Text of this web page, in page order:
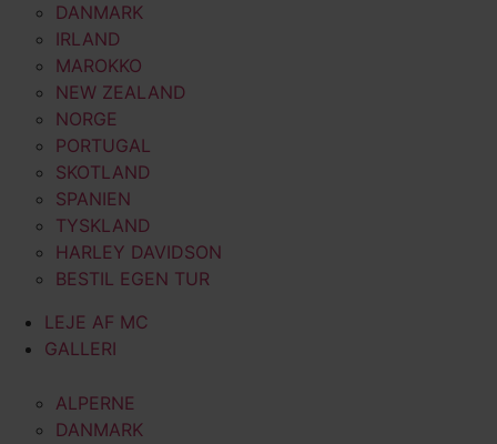
DANMARK
IRLAND
MAROKKO
NEW ZEALAND
NORGE
PORTUGAL
SKOTLAND
SPANIEN
TYSKLAND
HARLEY DAVIDSON
BESTIL EGEN TUR
LEJE AF MC
GALLERI
ALPERNE
DANMARK